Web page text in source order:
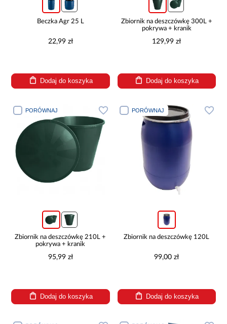
Beczka Agr 25 L
22,99 zł
Dodaj do koszyka
Zbiornik na deszczówkę 300L +
pokrywa + kranik
129,99 zł
Dodaj do koszyka
PORÓWNAJ
Zbiornik na deszczówkę 210L +
pokrywa + kranik
95,99 zł
Dodaj do koszyka
PORÓWNAJ
Zbiornik na deszczówkę 120L
99,00 zł
Dodaj do koszyka